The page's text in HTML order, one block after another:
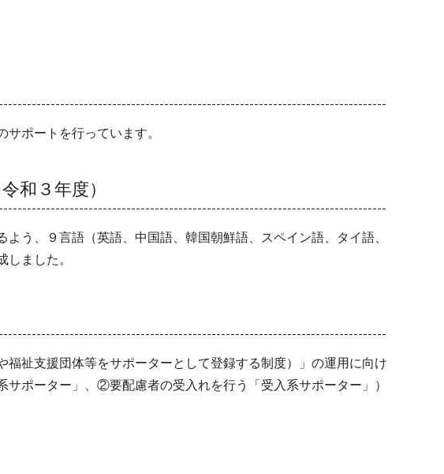
ポートを行っています。
和３年度）
う、９言語（英語、中国語、韓国朝鮮語、スペイン語、タイ語、
ました。
祉支援団体等をサポーターとして登録する制度）」の運用に向け
ポーター」、②要配慮者の受入れを行う「受入系サポーター」）